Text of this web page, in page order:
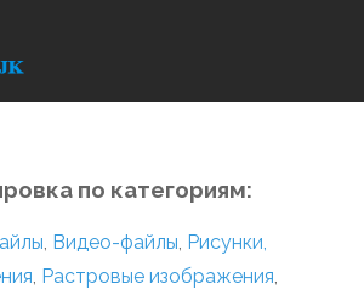
по категориям:
, Видео-файлы, Рисунки,
, Растровые изображения,